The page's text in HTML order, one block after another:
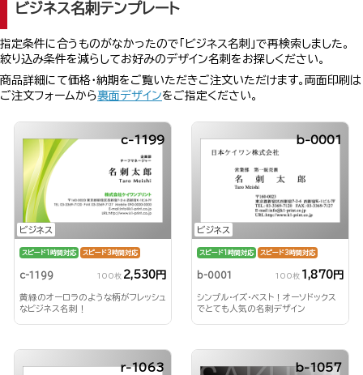
ビジネス名刺テンプレート
指定条件に合うものがなかったので「ビジネス名刺」で再検索しました。
絞り込み条件を減らしてお好みのデザイン名刺をお探しください。
商品詳細にて価格・納期をご覧いただきご注文いただけます。両面印刷は
ご注文フォームから裏面デザインをご指定ください。
ビジネス
c-1199
スピード1時間対応 スピード3時間対応
c-1199 100枚 2,530円
黄緑のオーロラのような柄がフレッシュ
なビジネス名刺！
ビジネス
b-0001
スピード1時間対応 スピード3時間対応
b-0001 100枚 1,870円
シンプル・イズ・ベスト！オーソドックス
でとても人気の名刺デザイン
r-1063 b-1057